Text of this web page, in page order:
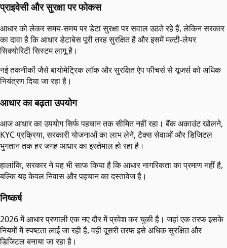
प्राइवेसी और सुरक्षा पर फोकस
आधार को लेकर समय-समय पर डेटा सुरक्षा पर सवाल उठते रहे हैं, लेकिन सरकार
का दावा है कि आधार डेटाबेस पूरी तरह सुरक्षित है और इसमें मल्टी-लेयर
सिक्योरिटी सिस्टम लागू है।
नई तकनीकों जैसे बायोमेट्रिक लॉक और सुरक्षित ऐप फीचर्स से यूजर्स को अधिक
नियंत्रण दिया जा रहा है।
आधार का बढ़ता उपयोग
आज आधार का उपयोग सिर्फ पहचान तक सीमित नहीं रहा। बैंक अकाउंट खोलने,
KYC प्रक्रिया, सरकारी योजनाओं का लाभ लेने, टैक्स सेवाओं और डिजिटल
भुगतान तक हर जगह आधार का इस्तेमाल हो रहा है।
हालांकि, सरकार ने यह भी साफ किया है कि आधार नागरिकता का प्रमाण नहीं है,
बल्कि यह केवल निवास और पहचान का दस्तावेज है।
निष्कर्ष
2026 में आधार प्रणाली एक नए दौर में प्रवेश कर चुकी है। जहां एक तरफ इसके
नियमों में स्पष्टता लाई जा रही है, वहीं दूसरी तरफ इसे अधिक सुरक्षित और
डिजिटल बनाया जा रहा है।